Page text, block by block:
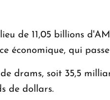
de 11,05 billions
économique, qui
drams, soit 35,5
de dollars.